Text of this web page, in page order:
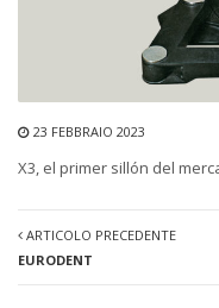
23 FEBBRAIO 2023
X3, el primer sillón del
ARTICOLO PRECEDENTE
EURODENT